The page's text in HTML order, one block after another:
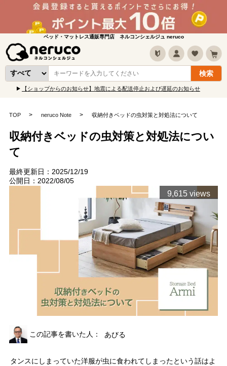
ベッド・マットレス通販専門店 ネルコンシェルジュ neruco
【ショップからのお知らせ】地震による配送停止および遅延のお知らせ
TOP neruco Note 収納付きベッドの虫対策と対処法について
収納付きベッドの虫対策と対処法につい
て
最終更新日：2025/12/19
公開日：2022/08/05
9,615 views
この記事を書いた人： あびる
タンスにしまっていた洋服が虫に食われてしまったという話はよ